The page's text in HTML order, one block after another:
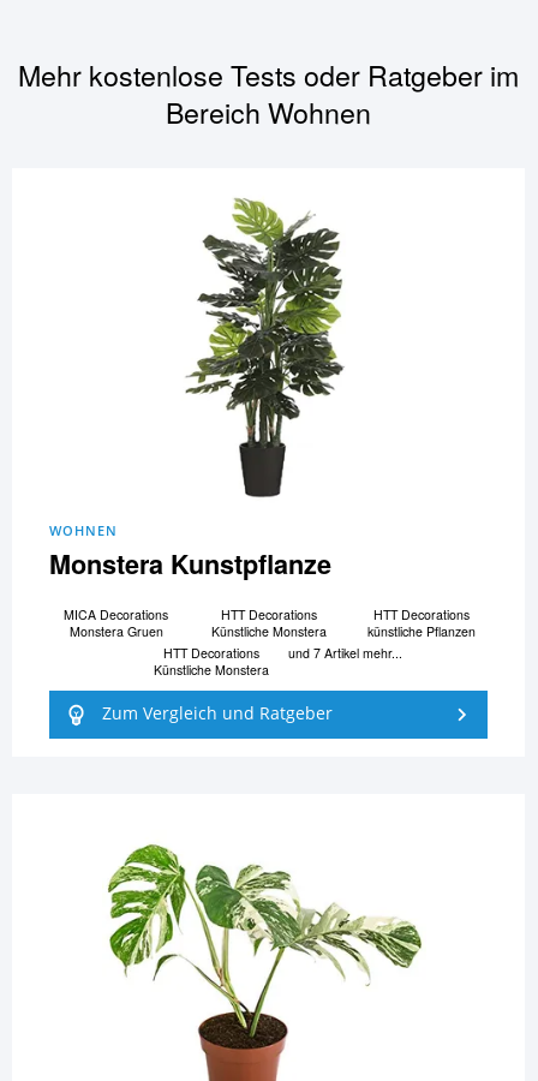
Mehr kostenlose Tests oder Ratgeber im
BereichWohnen
WOHNEN
Monstera Kunstpflanze
MICA Decorations
Monstera Gruen
HTT Decorations
Künstliche Monstera
HTT Decorations
künstliche Pflanzen
HTT Decorations
Künstliche Monstera
und 7 Artikel mehr...
Zum Vergleich und Ratgeber